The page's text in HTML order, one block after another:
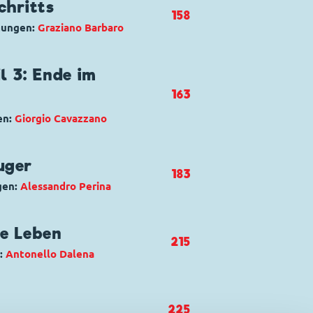
Graziano Barbaro
A.D.A.
158
3: Ende im
Giorgio Cavazzano
, Daniel Düsentrieb
Duck
163
Alessandro Perina
,Goofy, Kommissar Hunter
183
Leben
Antonello Dalena
215
225